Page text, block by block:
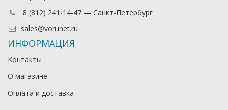
8 (812) 241-14-47 — Санкт-Петербург
sales@vorunet.ru
ИНФОРМАЦИЯ
Контакты
О магазине
Оплата и доставка